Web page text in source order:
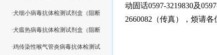
·犬细小病毒抗体检测试剂盒（阻断
·犬瘟热病毒抗体检测试剂盒（阻断
·鸡传染性喉气管炎病毒抗体检测试
动固话0597-3219830及
2660082（传真），烦请